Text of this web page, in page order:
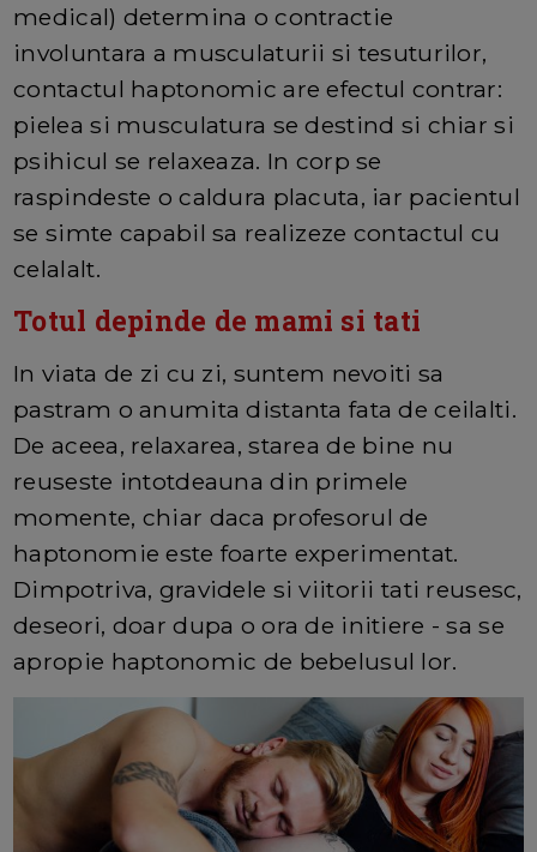
medical) determina o contractie
involuntara a musculaturii si tesuturilor,
contactul haptonomic are efectul contrar:
pielea si musculatura se destind si chiar si
psihicul se relaxeaza. In corp se
raspindeste o caldura placuta, iar pacientul
se simte capabil sa realizeze contactul cu
celalalt.
Totul depinde de mami si tati
In viata de zi cu zi, suntem nevoiti sa
pastram o anumita distanta fata de ceilalti.
De aceea, relaxarea, starea de bine nu
reuseste intotdeauna din primele
momente, chiar daca profesorul de
haptonomie este foarte experimentat.
Dimpotriva, gravidele si viitorii tati reusesc,
deseori, doar dupa o ora de initiere - sa se
apropie haptonomic de bebelusul lor.